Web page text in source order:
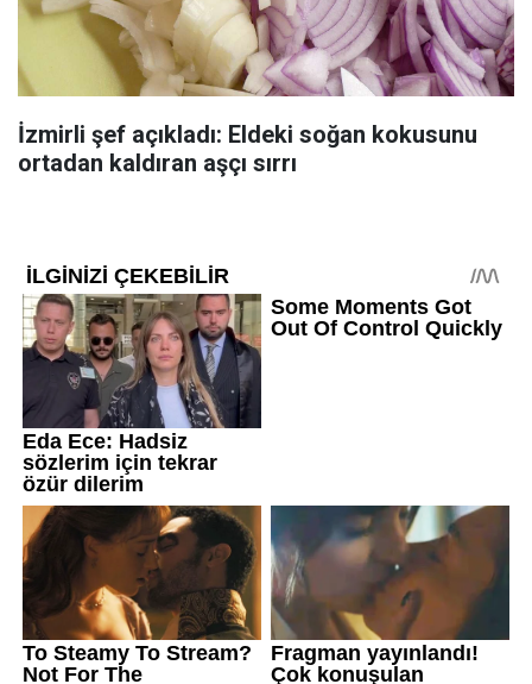
İzmirli şef açıkladı: Eldeki soğan kokusunu
ortadan kaldıran aşçı sırrı